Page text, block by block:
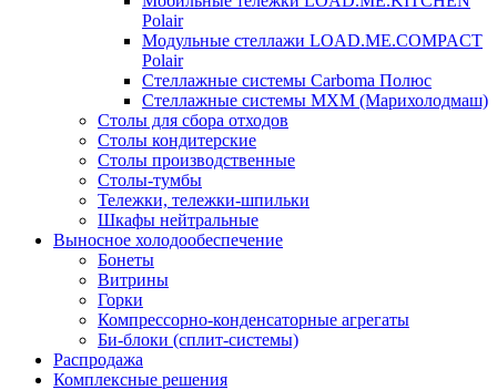
Polair
Модульные стеллажи LOAD.ME.COMPACT
Polair
Стеллажные системы Carboma Полюс
Стеллажные системы МХМ (Марихолодмаш)
Столы для сбора отходов
Столы кондитерские
Столы производственные
Столы-тумбы
Тележки, тележки-шпильки
Шкафы нейтральные
Выносное холодообеспечение
Бонеты
Витрины
Горки
Компрессорно-конденсаторные агрегаты
Би-блоки (сплит-системы)
Распродажа
Комплексные решения